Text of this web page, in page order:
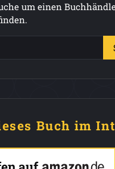
um einen
Buch im